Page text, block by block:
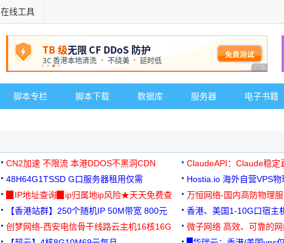
在线工具
广告 商业
脚本专栏 脚本下载 数据库 服务器 电子书籍
CN2加速 不限流 本港DDOS不黑洞CDN ClaudeAPI：Claude稳定
48H64G1TSSD G口服务器租用仅需
3000+可免费测试
Hostia.io 海外自营VPS物
▉IP地址查询▉ip归属地ip风险★天天免费查
万恒网络-国内高防物理
99元/月起
【香港站群】250个随机IP 50M带宽 800元 香港、美国1-10G口宿主
创梦网络-西安电信骨干线路云主机16核16G
微子网络 高效、可靠的